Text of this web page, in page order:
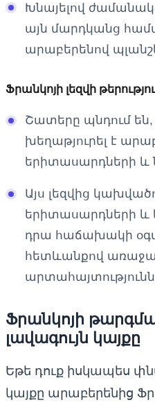
Խնայելով
այն մարդկանց
արաբերենով
Ֆրանկոյի լեզվի
Շատերը պնդում
խեղաթյուրել է
երիտասարդների և
Այս լեզվից
երիտասարդների և
դրա հաճախակի
հետևանքով
Ֆրանկոյի
լավագույն կայքը
Եթե ​​դուք իսկապես
կայքը արաբերենից